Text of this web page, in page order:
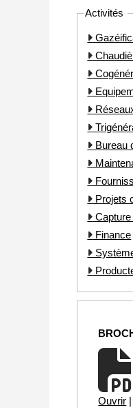
Activités
Bureau
Projets
Finance
Ouvrir |